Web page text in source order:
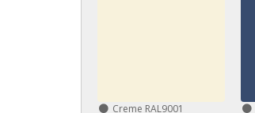
Creme RAL9001